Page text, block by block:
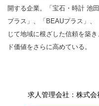
開する企業。「宝石・時計 池
プラス」、「BEAUプラス」
じて地域に根ざした信頼を築
ド価値をさらに高めている。
求人管理会社：株式